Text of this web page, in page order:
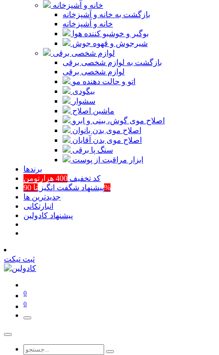
خانه و آشپزخانه
بازگشت به خانه و آشپزخانه
خانه و آشپزخانه
بوگیر و خوشبو کننده هوا
شیرجوش و قهوه جوش
لوازم شخصی برقی
بازگشت به لوازم شخصی برقی
لوازم شخصی برقی
اتو و حالت دهنده مو
بیگودی
سشوار
ماشین اصلاح
اصلاح موی گوش، بینی و ابرو
اصلاح موی بدن بانوان
اصلاح موی بدن آقایان
سنگ پا برقی
ابزار مراقبت از پوست
برند‌ها
کد تخفیف 400 هزارتومن
پیشنهاد شگفت انگیزتا 90%
جدیدترین ها
انبارتکانی
پیشنهاد کادولین
ثبت تیکت
0
0